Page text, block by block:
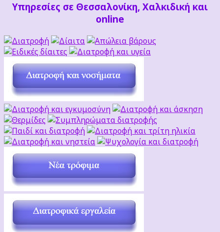
Υπηρεσίες σε Θεσσαλονίκη, Χαλκιδική και
online